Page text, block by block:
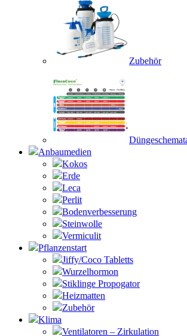
Zubehör
Anbaumedien
Kokos
Erde
Leca
Perlit
Bodenverbesserung
Steinwolle
Vermiculit
Pflanzenstart
Jiffy/Coco Tabletts
Wurzelhormon
Stiklinge Propogator
Heizmatten
Zubehör
Klima
Ventilatoren – Zirkulation